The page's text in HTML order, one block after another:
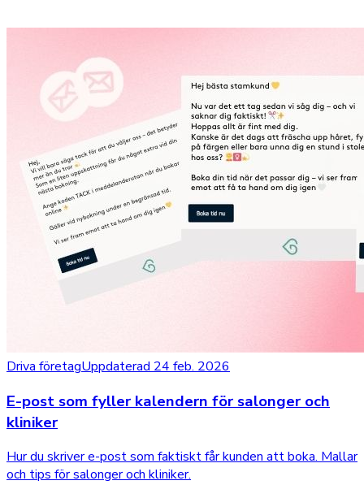
Driva företagUppdaterad 24 feb. 2026
E-post som fyller kalendern för salonger och
kliniker
Hur du skriver e-post som faktiskt får kunden att boka. Mallar
och tips för salonger och kliniker.